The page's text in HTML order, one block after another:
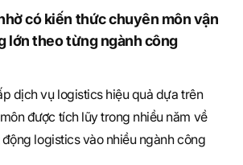
có kiến thức chuyên môn vận
lớn theo từng ngành công
dịch vụ logistics hiệu quả dựa trên
được tích lũy trong nhiều năm về
logistics vào nhiều ngành công